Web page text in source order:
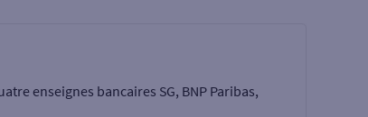
enseignes bancaires SG, BNP Paribas,